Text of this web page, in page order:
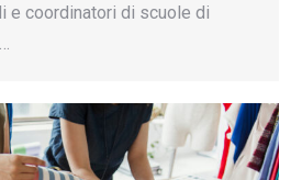
e coordinatori di scuole di